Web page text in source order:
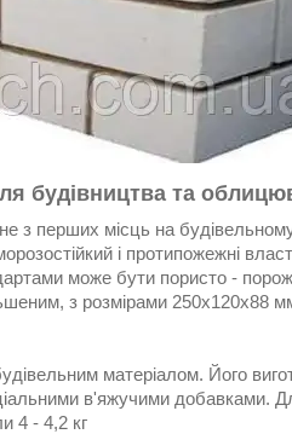
будівництва та
з перших місць на
і протипожежні
може бути пористо -
з розмірами 250х120х88
матеріалом. Його
в'яжучими добавками.
4 - 4,2 кг